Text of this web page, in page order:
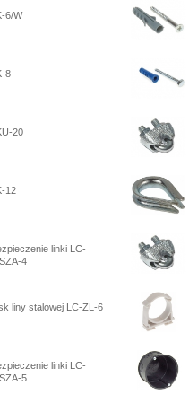
6/W
8
20
12
linki LC-
4
liny stalowej LC-ZL-6
linki LC-
5